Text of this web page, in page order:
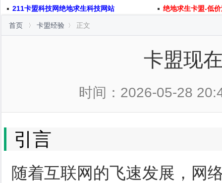
211卡盟科技网绝地求生科技网站
绝地求生卡盟-低
首页 卡盟经验 正文
卡盟现
时间：2026-05-28
引言
随着互联网的飞速发展，网